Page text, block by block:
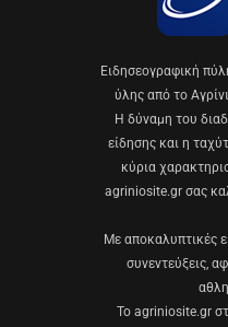
Eιδησεογραφική
ύλης από το
Η δύναμη του
είδησης και η
κύρια
agriniosite.gr σας
Με αποκαλυπτικές
συνεντεύξεις,
Το agriniosite.gr